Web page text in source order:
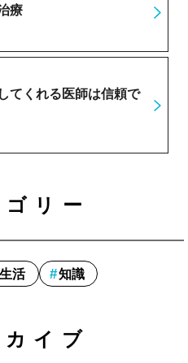
療
てくれる医師は信頼で
リー
生活 知識
イブ